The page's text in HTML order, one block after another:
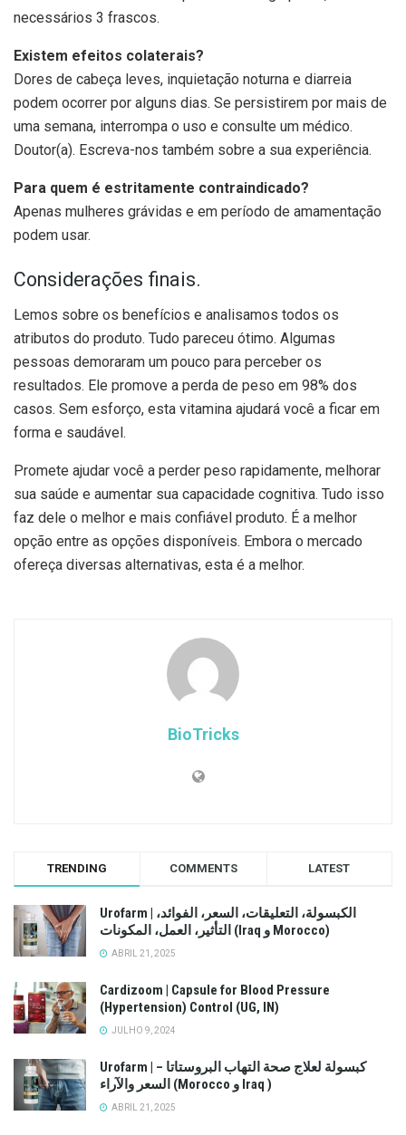
necessários 3 frascos.
Existem efeitos colaterais?
Dores de cabeça leves, inquietação noturna e diarreia
podem ocorrer por alguns dias. Se persistirem por mais de
uma semana, interrompa o uso e consulte um médico.
Doutor(a). Escreva-nos também sobre a sua experiência.
Para quem é estritamente contraindicado?
Apenas mulheres grávidas e em período de amamentação
podem usar.
Considerações finais.
Lemos sobre os benefícios e analisamos todos os
atributos do produto. Tudo pareceu ótimo. Algumas
pessoas demoraram um pouco para perceber os
resultados. Ele promove a perda de peso em 98% dos
casos. Sem esforço, esta vitamina ajudará você a ficar em
forma e saudável.
Promete ajudar você a perder peso rapidamente, melhorar
sua saúde e aumentar sua capacidade cognitiva. Tudo isso
faz dele o melhor e mais confiável produto. É a melhor
opção entre as opções disponíveis. Embora o mercado
ofereça diversas alternativas, esta é a melhor.
BioTricks
TRENDING COMMENTS LATEST
Urofarm | الكبسولة، التعليقات، السعر، الفوائد،
التأثير، العمل، المكونات (Iraq و Morocco)
ABRIL 21, 2025
Cardizoom | Capsule for Blood Pressure
(Hypertension) Control (UG, IN)
JULHO 9, 2024
Urofarm | كبسولة لعلاج صحة التهاب البروستاتا –
السعر والآراء (Morocco و Iraq )
ABRIL 21, 2025